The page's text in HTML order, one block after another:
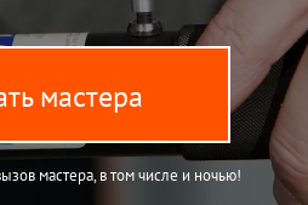
мастера
мастера, в том числе и ночью!